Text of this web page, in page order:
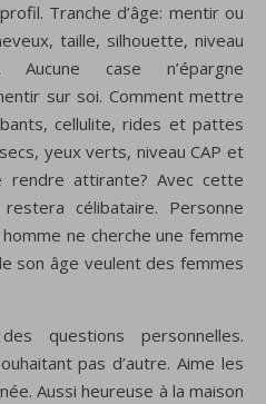
Tranche d’âge: mentir ou
taille, silhouette, niveau
Aucune case n’épargne
sur soi. Comment mettre
cellulite, rides et pattes
yeux verts, niveau CAP et
rendre attirante? Avec cette
célibataire. Personne
ne cherche une femme
son âge veulent des femmes
questions personnelles.
pas d’autre. Aime les
Aussi heureuse à la maison